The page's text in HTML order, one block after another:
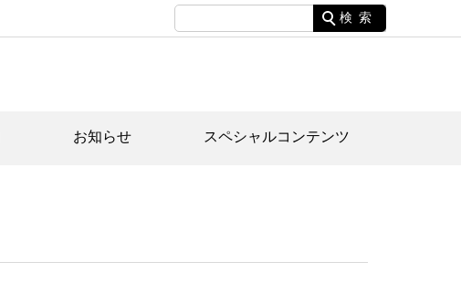
検索
お知らせ スペシャルコンテンツ